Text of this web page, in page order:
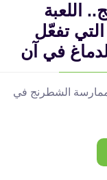
اللعبة
التي تفعّل
في آن
الشطرنج في